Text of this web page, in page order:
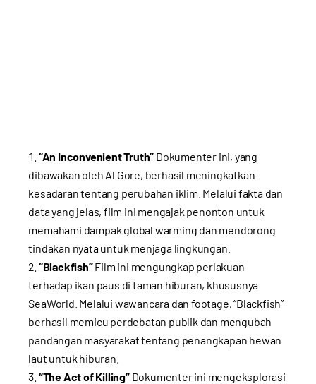
“An Inconvenient Truth” Dokumenter ini, yang
dibawakan oleh Al Gore, berhasil meningkatkan
kesadaran tentang perubahan iklim. Melalui fakta dan
data yang jelas, film ini mengajak penonton untuk
memahami dampak global warming dan mendorong
tindakan nyata untuk menjaga lingkungan.
“Blackfish”Film ini mengungkap perlakuan
terhadap ikan paus di taman hiburan, khususnya
SeaWorld. Melalui wawancara dan footage, “Blackfish”
berhasil memicu perdebatan publik dan mengubah
pandangan masyarakat tentang penangkapan hewan
laut untuk hiburan.
“The Act of Killing”Dokumenter ini mengeksplorasi